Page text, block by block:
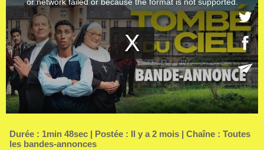
Durée : 1min 48sec | Postée : Il y a 2 mois | Chaîne : Toutes
les bandes-annonces